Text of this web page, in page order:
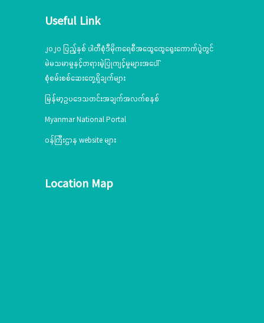
Useful Link
၂၀၂၀ ပြည့်နှစ် ပါတီစုံဒီမိုကရေစီအထွေထွေရွေးကောက်ပွဲတွင်
မဲမသမာမှုနှင့်တရားမဲ့ပြုကျင့်မှုများအပေါ်
စုံစမ်းစစ်ဆေးတွေ့ရှိချက်များ
မြန်မာ့ဥပဒေသတင်းအချက်အလက်စနစ်
Myanmar National Portal
ဝန်ကြီးဌာန website များ
Location Map